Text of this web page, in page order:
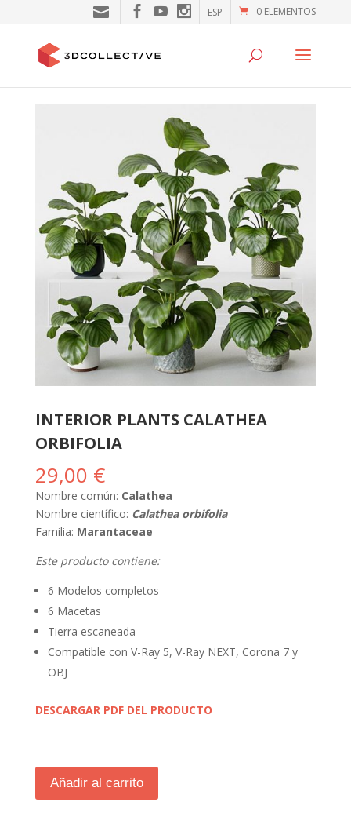
0 ELEMENTOS
ESP
INTERIOR PLANTS CALATHEA
ORBIFOLIA
29,00 €
Nombre común: Calathea
Nombre científico: Calathea orbifolia
Familia: Marantaceae
Este producto contiene:
6 Modelos completos
6 Macetas
Tierra escaneada
Compatible con V-Ray 5, V-Ray NEXT, Corona 7 y
OBJ
DESCARGAR PDF DEL PRODUCTO
Añadir al carrito